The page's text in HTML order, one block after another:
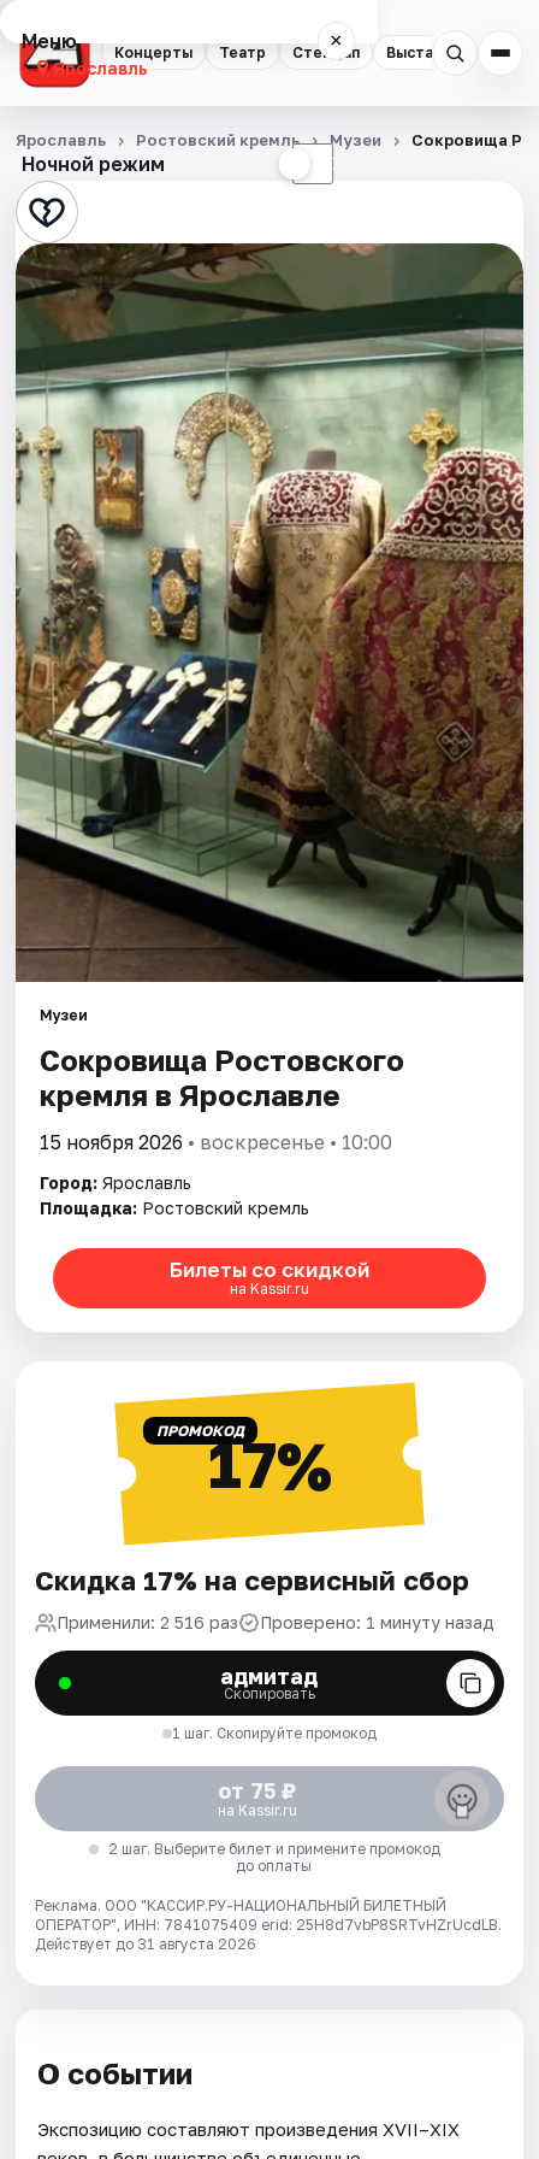
Концерты Театр Стендап Выставки
Меню ×
Ярославль
Концерты
Театр
Стендап
Выставки
Квесты
Экскурсии
События
Города
Площадки
Артисты
Рейтинги
Ночной режим ☾
Ярославль Ростовский кремль Музеи Сокровища
Музеи
Сокровища Ростовского
кремля в Ярославле
15 ноября 2026 • воскресенье • 10:00
Город: Ярославль
Площадка: Ростовский кремль
Билеты со скидкой
на Kassir.ru
ПРОМОКОД17%
Скидка 17% на сервисный сбор
Применили: 2 516 раз Проверено: 1 минуту назад
адмитад
Скопировать
1 шаг. Скопируйте промокод
от 75 ₽
на Kassir.ru
2 шаг. Выберите билет и примените промокод
до оплаты
Реклама. ООО "КАССИР.РУ-НАЦИОНАЛЬНЫЙ БИЛЕТНЫЙ
ОПЕРАТОР", ИНН: 7841075409 erid: 25H8d7vbP8SRTvHZrUcdLB.
Действует до 31 августа 2026
О событии
Экспозицию составляют произведения XVII–XIX